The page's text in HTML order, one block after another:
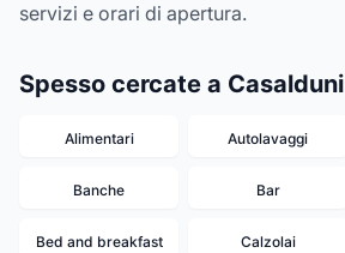
servizi e orari di apertura.
Spesso cercate a Casalduni
Alimentari Autolavaggi
Banche Bar
Bed and breakfast Calzolai